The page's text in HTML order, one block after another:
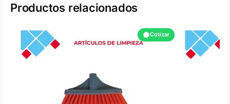
Productos relacionados
Cotizar